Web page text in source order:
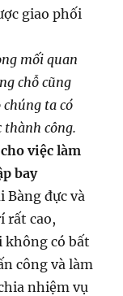
giao phối
mối quan
chỗ cũng
chúng ta có
thành công.
việc làm
bay
Bàng đực và
rất cao,
không có bất
công và làm
nhiệm vụ